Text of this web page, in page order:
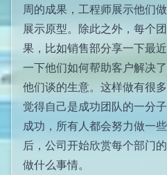
周的成果，工程师展示他们
展示原型。除此之外，每个
果，比如销售部分享一下最
一下他们如何帮助客户解决
他们谈的生意。这样做有很
觉得自己是成功团队的一分
成功，所有人都会努力做一
后，公司开始欣赏每个部门
做什么事情。